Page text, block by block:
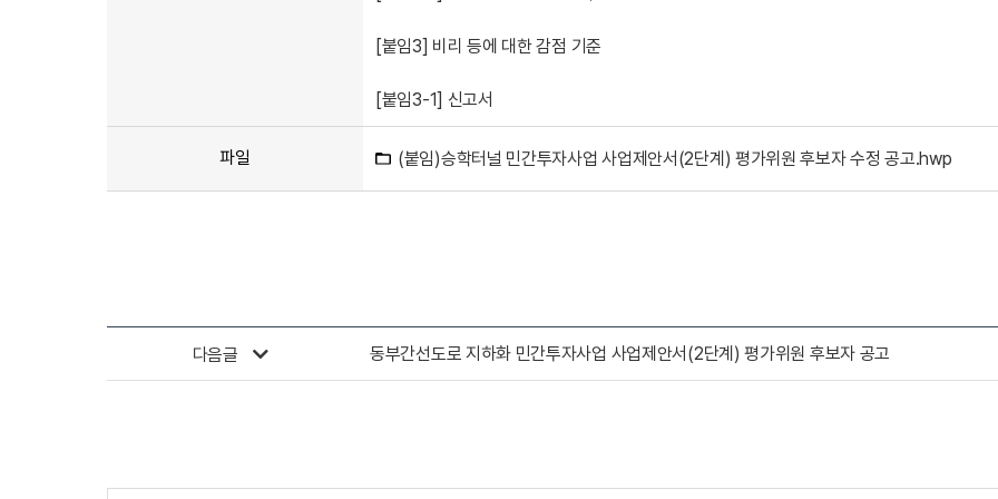
[붙임3] 비리 등에 대한 감점 기준
[붙임3-1] 신고서
파일 (붙임)승학터널 민간투자사업 사업제안서(2단계) 평가위원 후보자 수정 공고.hwp
다음글 동부간선도로 지하화 민간투자사업 사업제안서(2단계) 평가위원 후보자 공고